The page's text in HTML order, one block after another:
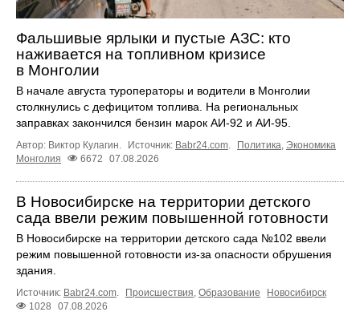
Фальшивые ярлыки и пустые АЗС: кто
наживается на топливном кризисе
в Монголии
В начале августа туроператоры и водители в Монголии
столкнулись с дефицитом топлива. На региональных
заправках закончился бензин марок АИ-92 и АИ-95.
Автор: Виктор Кулагин. Источник: Babr24.com Политика Экономика
Монголия
6672 07.08.2026
В Новосибирске на территории детского
сада ввели режим повышенной готовности
В Новосибирске на территории детского сада №102 ввели
режим повышенной готовности из-за опасности обрушения
здания.
Источник: Babr24.com Происшествия Образование
Новосибирск
1028
07.08.2026